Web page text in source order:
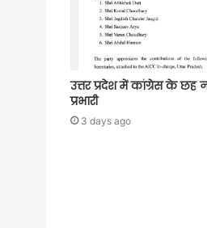
उत्तर प्रदेश में कांग्रेस के छह
प्रभारी
3 days ago